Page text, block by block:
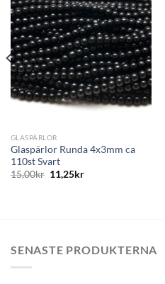
Lägg
till i
önskelistan
GLASPÄRLOR
Glaspärlor Runda 4x3mm ca
110st Svart
15,00kr 11,25kr
SENASTE PRODUKTERNA